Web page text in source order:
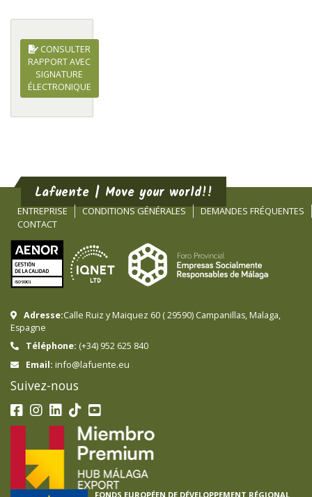
CONSULTER
RAPPORT AVEC
SIGNATURE
ÉLECTRONIQUE
Lafuente | Move your world!!
ENTREPRISE CONDITIONS GÉNÉRALES
DEMANDES FRÉQUENTES
CONTACT
Adresse:Calle Ruiz y Maiquez 60 (29590) Campanillas, Malaga,
Espagne
Téléphone: (+34) 952 625 840
Email: info@lafuente.eu
Suivez-nous
FONDS EUROPÉEN DE DÉVELOPPEMENT RÉGIONAL